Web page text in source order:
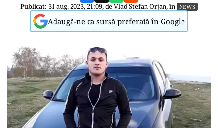
Publicat: 31 aug. 2023, 21:09, deVlad Stefan Orjan, în NEWS
Adaugă-ne ca sursă preferată în Google